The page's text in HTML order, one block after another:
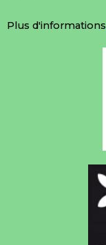
Plus d'informations